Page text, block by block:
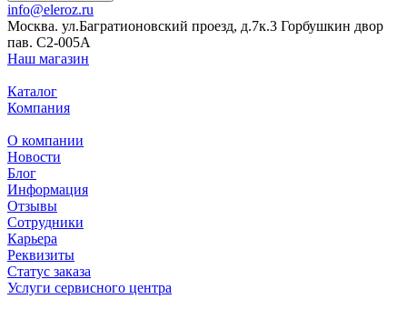
info@eleroz.ru
Москва. ул.Багратионовский проезд, д.7к.3 Горбушкин двор
пав. C2-005A
Наш магазин
Каталог
Компания
О компании
Новости
Блог
Информация
Отзывы
Сотрудники
Карьера
Реквизиты
Статус заказа
Услуги сервисного центра